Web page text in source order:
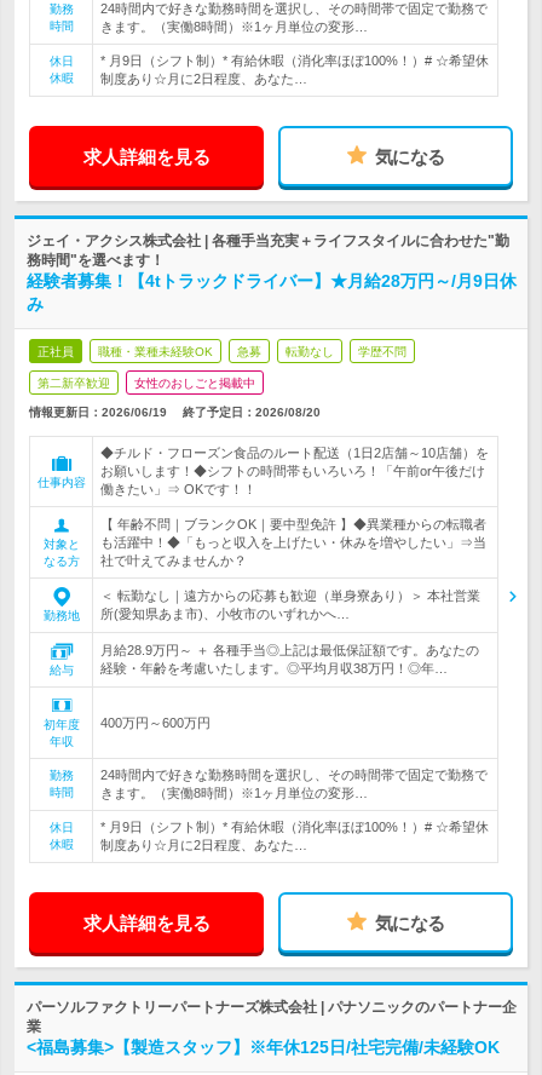
勤務
時間
24時間内で好きな勤務時間を選択し、その時間帯で固定で勤務で
きます。（実働8時間）※1ヶ月単位の変形…
休日
休暇
* 月9日（シフト制）* 有給休暇（消化率ほぼ100%！）# ☆希望休
制度あり☆月に2日程度、あなた…
求人詳細を見る 気になる
ジェイ・アクシス株式会社 | 各種手当充実＋ライフスタイルに合わせた"勤
務時間"を選べます！
経験者募集！【4tトラックドライバー】★月給28万円～/月9日休
み
正社員 職種・業種未経験OK 急募 転勤なし 学歴不問
第二新卒歓迎 女性のおしごと掲載中
情報更新日：2026/06/19 終了予定日： 2026/08/20
仕事内容
◆チルド・フローズン食品のルート配送（1日2店舗～10店舗）を
お願いします！◆シフトの時間帯もいろいろ！「午前or午後だけ
働きたい」⇒ OKです！！
対象と
なる方
【 年齢不問｜ブランクOK｜要中型免許 】◆異業種からの転職者
も活躍中！◆「もっと収入を上げたい・休みを増やしたい」⇒当
社で叶えてみませんか？
勤務地
＜ 転勤なし｜遠方からの応募も歓迎（単身寮あり）＞ 本社営業
所(愛知県あま市)、小牧市のいずれかへ…
給与
月給28.9万円～ ＋ 各種手当◎上記は最低保証額です。あなたの
経験・年齢を考慮いたします。◎平均月収38万円！◎年…
初年度
年収
400万円～600万円
勤務
時間
24時間内で好きな勤務時間を選択し、その時間帯で固定で勤務で
きます。（実働8時間）※1ヶ月単位の変形…
休日
休暇
* 月9日（シフト制）* 有給休暇（消化率ほぼ100%！）# ☆希望休
制度あり☆月に2日程度、あなた…
求人詳細を見る 気になる
パーソルファクトリーパートナーズ株式会社 | パナソニックのパートナー企
業
<福島募集>【製造スタッフ】※年休125日/社宅完備/未経験OK